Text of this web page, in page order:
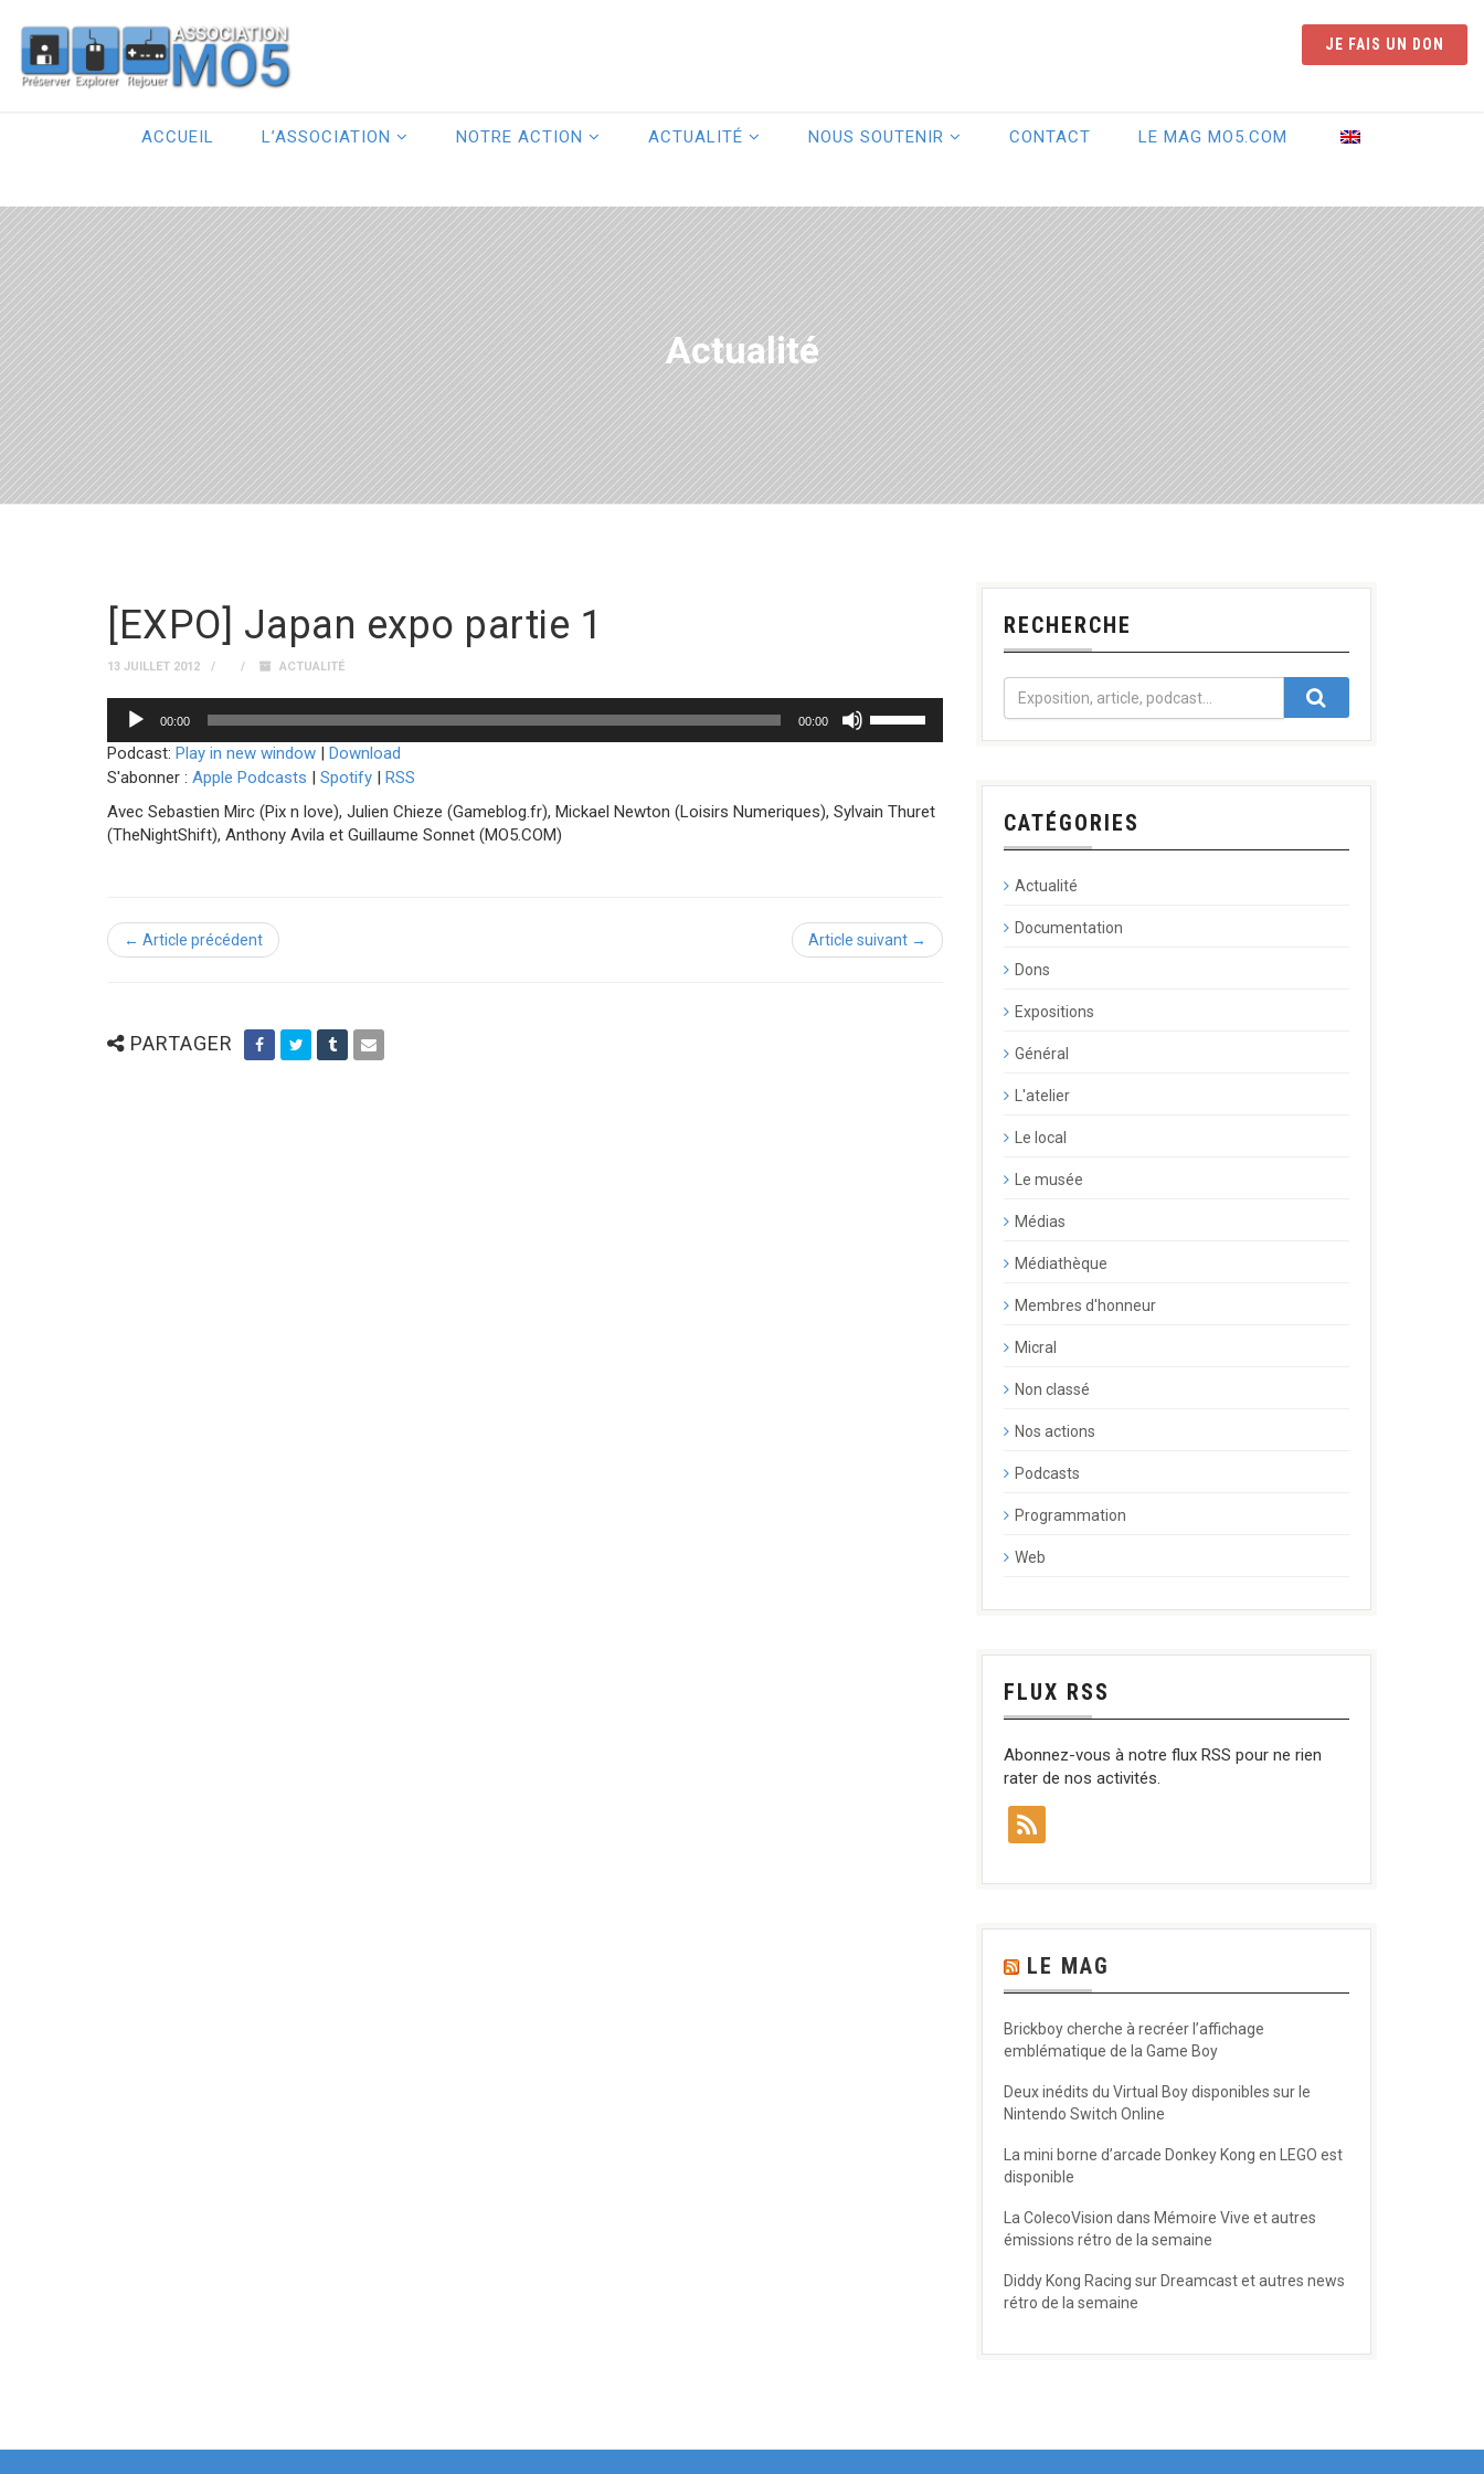
JE FAIS UN DON
ACCUEIL L’ASSOCIATION NOTRE ACTION ACTUALITÉ NOUS SOUTENIR CONTACT LE MAG MO5.COM
Actualité
[EXPO] Japan expo partie 1
13 JUILLET 2012 ACTUALITÉ
Lecteur
audio
00:00 00:00
les
augmenter
Podcast: Play in new window | Download
S'abonner : Apple Podcasts | Spotify | RSS
Avec Sebastien Mirc (Pix n love), Julien Chieze (Gameblog.fr), Mickael Newton (Loisirs Numeriques), Sylvain Thuret
(TheNightShift), Anthony Avila et Guillaume Sonnet (MO5.COM)
← Article précédent Article suivant →
PARTAGER
RECHERCHE
CATÉGORIES
Actualité
Documentation
Dons
Expositions
Général
L'atelier
Le local
Le musée
Médias
Médiathèque
Membres d'honneur
Micral
Non classé
Nos actions
Podcasts
Programmation
Web
FLUX RSS
Abonnez-vous à notre flux RSS pour ne rien
rater de nos activités.
LE MAG
Brickboy cherche à recréer l’affichage
emblématique de la Game Boy
Deux inédits du Virtual Boy disponibles sur le
Nintendo Switch Online
La mini borne d’arcade Donkey Kong en LEGO est
disponible
La ColecoVision dans Mémoire Vive et autres
émissions rétro de la semaine
Diddy Kong Racing sur Dreamcast et autres news
rétro de la semaine